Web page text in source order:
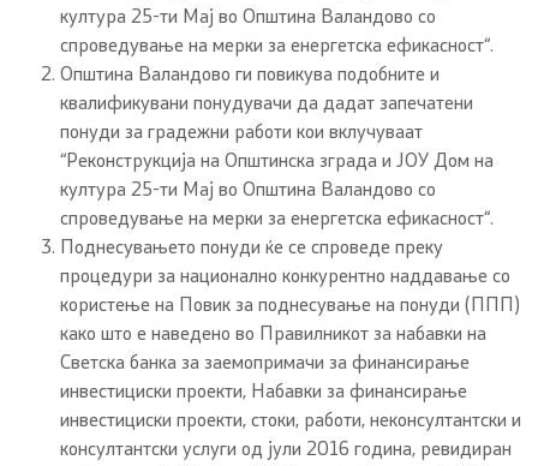
култура 25-ти Мај во Општина Валандово со
спроведување на мерки за енергетска ефикасност“.
Општина Валандово ги повикува подобните и
квалификувани понудувачи да дадат запечатени
понуди за градежни работи кои вклучуваат
“Реконструкција на Општинска зграда и ЈОУ Дом на
култура 25-ти Мај во Општина Валандово со
спроведување на мерки за енергетска ефикасност“.
Поднесувањето понуди ќе се спроведе преку
процедури за национално конкурентно наддавање со
користење на Повик за поднесување на понуди (ППП)
како што е наведено во Правилникот за набавки на
Светска банка за заемопримачи за финансирање
инвестициски проекти, Набавки за финансирање
инвестициски проекти, стоки, работи, неконсултантски и
консултантски услуги од јули 2016 година, ревидиран